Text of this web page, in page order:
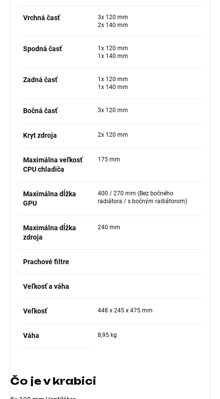
Vrchná časť
3x 120 mm
2x 140 mm
Spodná časť
1x 120 mm
1x 140 mm
Zadná časť
1x 120 mm
1x 140 mm
Bočná časť 3x 120 mm
Kryt zdroja 2x 120 mm
Maximálna veľkosť
CPU chladiča
175 mm
Maximálna dĺžka
GPU
400 / 270 mm (Bez bočného
radiátora / s bočným radiátorom)
Maximálna dĺžka
zdroja
240 mm
Prachové filtre
Veľkosť a váha
Veľkosť 448 x 245 x 475 mm
Váha 8,95 kg
Čo je v krabici